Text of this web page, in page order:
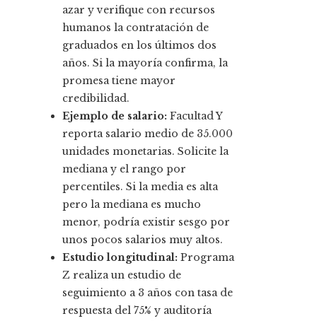
azar y verifique con recursos
humanos la contratación de
graduados en los últimos dos
años. Si la mayoría confirma, la
promesa tiene mayor
credibilidad.
Ejemplo de salario: Facultad Y
reporta salario medio de 35.000
unidades monetarias. Solicite la
mediana y el rango por
percentiles. Si la media es alta
pero la mediana es mucho
menor, podría existir sesgo por
unos pocos salarios muy altos.
Estudio longitudinal: Programa
Z realiza un estudio de
seguimiento a 3 años con tasa de
respuesta del 75% y auditoría